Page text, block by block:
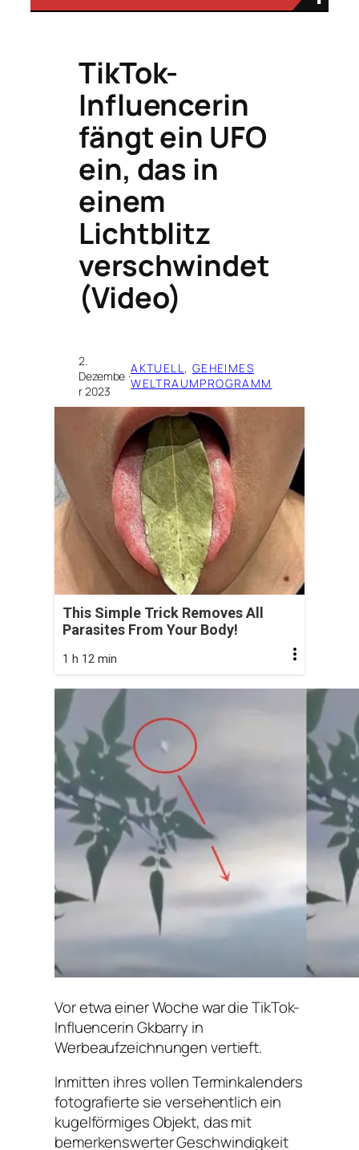
TikTok-
Influencerin
fängt ein UFO
ein, das in
einem
Lichtblitz
verschwindet
(Video)
2.
Dezembe
r 2023
·AKTUELL, GEHEIMES
WELTRAUMPROGRAMM
This Simple Trick Removes All
Parasites From Your Body!
1 h 12 min
Vor etwa einer Woche war die TikTok-
Influencerin Gkbarry in
Werbeaufzeichnungen vertieft.
Inmitten ihres vollen Terminkalenders
fotografierte sie versehentlich ein
kugelförmiges Objekt, das mit
bemerkenswerter Geschwindigkeit